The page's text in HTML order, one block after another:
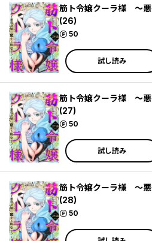
筋ト令嬢クーラ様 ～悪
(26)
50
ポイント
試し読み
筋ト令嬢クーラ様 ～悪
(27)
50
ポイント
試し読み
筋ト令嬢クーラ様 ～悪
(28)
50
ポイント